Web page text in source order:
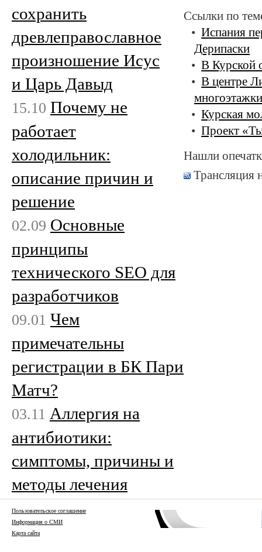
Ссылки по
Испания
Дерипаски
В Курской
В центре
многоэтажки
Курская
Проект
Нашли
Трансляция
сохранить
древлеправославное
произношение Исус
и Царь Давыд
15.10 Почему не
работает
холодильник:
описание причин и
решение
02.09 Основные
принципы
технического SEO для
разработчиков
09.01 Чем
примечательны
регистрации в БК Пари
Матч?
03.11 Аллергия на
антибиотики:
симптомы, причины и
методы лечения
Пользовательское соглашение
Информация о СМИ
Карта сайта